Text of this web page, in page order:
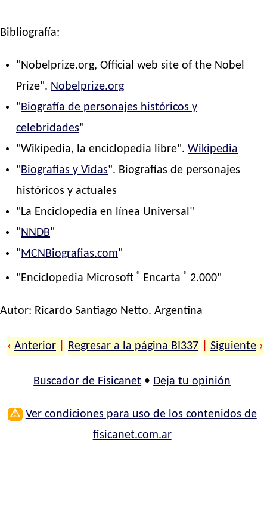
Bibliografía:
"Nobelprize.org, Official web site of the Nobel
Prize". Nobelprize.org
"Biografía de personajes históricos y
celebridades"
"Wikipedia, la enciclopedia libre".Wikipedia
"Biografías y Vidas". Biografías de personajes
históricos y actuales
"La Enciclopedia en línea Universal"
"NNDB"
"MCNBiografias.com"
"Enciclopedia Microsoft ® Encarta ® 2.000"
Autor: Ricardo Santiago Netto. Argentina
‹ Anterior Regresar a la página BI337 Siguiente ›
Buscador de Fisicanet • Deja tu opinión
⚠ Ver condiciones para uso de los contenidos de
fisicanet.com.ar